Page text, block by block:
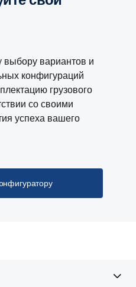
выбору вариантов и
конфигураций
грузового
со своими
успеха вашего